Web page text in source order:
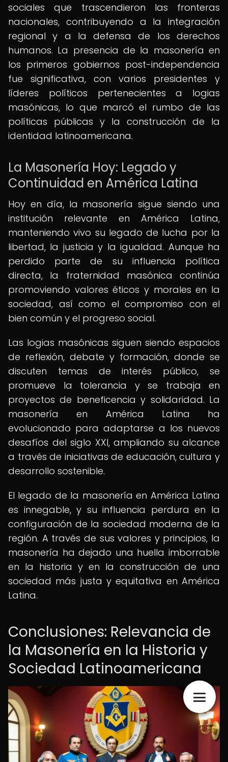
sociales que trascendieron las fronteras
nacionales, contribuyendo a la integración
regional y a la defensa de los derechos
humanos. La presencia de la masonería en
los primeros gobiernos post-independencia
fue significativa, con varios presidentes y
líderes políticos pertenecientes a logias
masónicas, lo que marcó el rumbo de las
políticas públicas y la construcción de la
identidad latinoamericana.
La Masonería Hoy: Legado y
Continuidad en América Latina
Hoy en día, la masonería sigue siendo una
institución relevante en América Latina,
manteniendo vivo su legado de lucha por la
libertad, la justicia y la igualdad. Aunque ha
perdido parte de su influencia política
directa, la fraternidad masónica continúa
promoviendo valores éticos y morales en la
sociedad, así como el compromiso con el
bien común y el progreso social.
Las logias masónicas siguen siendo espacios
de reflexión, debate y formación, donde se
discuten temas de interés público, se
promueve la tolerancia y se trabaja en
proyectos de beneficencia y solidaridad. La
masonería en América Latina ha
evolucionado para adaptarse a los nuevos
desafíos del siglo XXI, ampliando su alcance
a través de iniciativas de educación, cultura y
desarrollo sostenible.
El legado de la masonería en América Latina
es innegable, y su influencia perdura en la
configuración de la sociedad moderna de la
región. A través de sus valores y principios, la
masonería ha dejado una huella imborrable
en la historia y en la construcción de una
sociedad más justa y equitativa en América
Latina.
Conclusiones: Relevancia de
la Masonería en la Historia y
Sociedad Latinoamericana